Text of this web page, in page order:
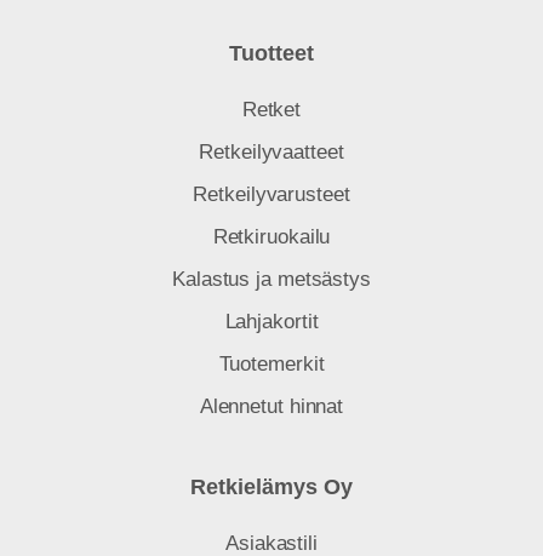
Tuotteet
Retket
Retkeilyvaatteet
Retkeilyvarusteet
Retkiruokailu
Kalastus ja metsästys
Lahjakortit
Tuotemerkit
Alennetut hinnat
Retkielämys Oy
Asiakastili